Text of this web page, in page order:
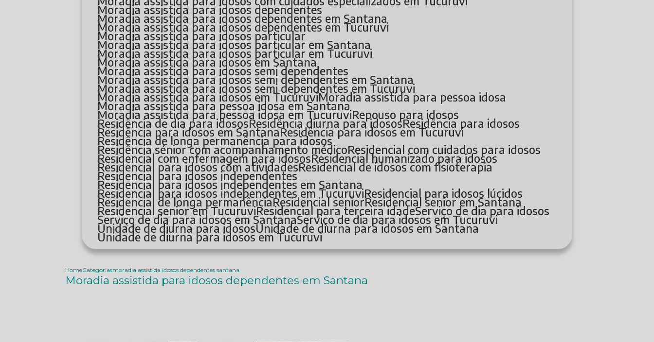
Moradia assistida para idosos dependentes
Moradia assistida para idosos dependentes em Santana
Moradia assistida para idosos dependentes em Tucuruvi
Moradia assistida para idosos particular
Moradia assistida para idosos particular em Santana
Moradia assistida para idosos particular em Tucuruvi
Moradia assistida para idosos em Santana
Moradia assistida para idosos semi dependentes
Moradia assistida para idosos semi dependentes em Santana
Moradia assistida para idosos semi dependentes em Tucuruvi
Moradia assistida para idosos em Tucuruvi Moradia assistida para pessoa idosa
Moradia assistida para pessoa idosa em Santana
Moradia assistida para pessoa idosa em Tucuruvi Repouso para idosos
Residência de dia para idosos Residência diurna para idosos Residência para idosos
Residência para idosos em Santana Residência para idosos em Tucuruvi
Residência de longa permanência para idosos
Residência sénior com acompanhamento médico Residencial com cuidados para idosos
Residencial com enfermagem para idosos Residencial humanizado para idosos
Residencial para idosos com atividades Residencial de idosos com fisioterapia
Residencial para idosos independentes
Residencial para idosos independentes em Santana
Residencial para idosos independentes em Tucuruvi Residencial para idosos lúcidos
Residencial de longa permanência Residencial senior Residencial senior em Santana
Residencial senior em Tucuruvi Residencial para terceira idade Serviço de dia para idosos
Serviço de dia para idosos em Santana Serviço de dia para idosos em Tucuruvi
Unidade de diurna para idosos Unidade de diurna para idosos em Santana
Unidade de diurna para idosos em Tucuruvi
HomeCategoriasmoradia assistida idosos dependentes santana
Moradia assistida para idosos dependentes em Santana